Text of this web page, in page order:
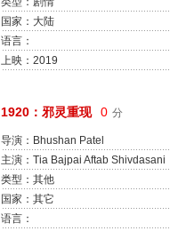
国家：大陆
语言：
上映：2019
1920：邪灵重现 0 分
导演：Bhushan Patel
主演：Tia Bajpai Aftab Shivdasani
Vidya Malvade Sagar Saikia
类型：其他
国家：其它
语言：